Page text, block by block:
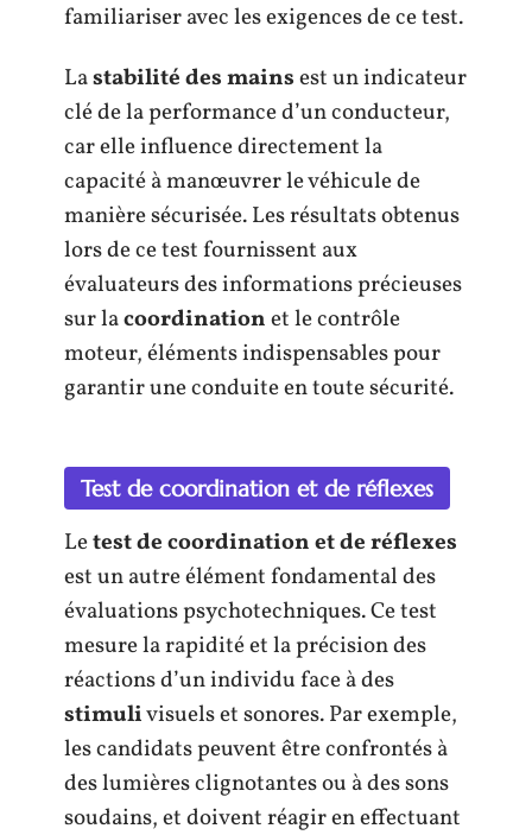
familiariser avec les exigences de ce test.
Lastabilité des mainsest un indicateur
clé de la performance d’un conducteur,
car elle influence directement la
capacité à manœuvrer le véhicule de
manière sécurisée. Les résultats obtenus
lors de ce test fournissent aux
évaluateurs des informations précieuses
sur lacoordinationet le contrôle
moteur, éléments indispensables pour
garantir une conduite en toute sécurité.
Test de coordination et de réflexes
Letest de coordination et de réflexes
est un autre élément fondamental des
évaluations psychotechniques. Ce test
mesure la rapidité et la précision des
réactions d’un individu face à des
stimulivisuels et sonores. Par exemple,
les candidats peuvent être confrontés à
des lumières clignotantes ou à des sons
soudains, et doivent réagir en effectuant